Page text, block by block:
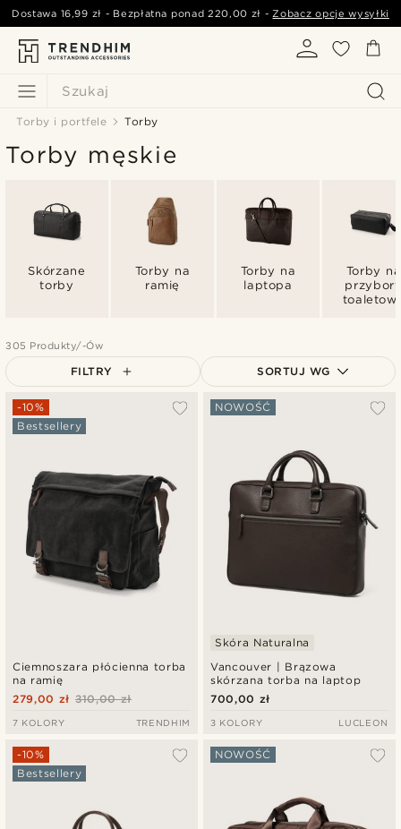
Szukaj
Dostawa 16,99 zł - Bezpłatna ponad220,00 zł -Zobacz opcje wysyłki
Torby i portfele Torby
Torby męskie
Skórzane
torby
Torby na
ramię
Torby na
laptopa
Torby na
305 Produkty/-Ów
FILTRY SORTUJ WG
Najbardziej popularne
Najniższa cena
Najwyższa cena
Ciemnoszara płócienna torba
na ramię
-10%
Bestsellery
310,00 zł
279,00 zł
7 KOLORY TRENDHIM
Vancouver | Brązowa
skórzana torba na laptop
NOWOŚĆ
Skóra Naturalna
700,00 zł
3 KOLORY LUCLEON
-10%
Bestsellery
NOWOŚĆ